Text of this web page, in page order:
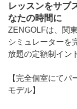
レッスンをサブ
なたの時間に
ZENGOLFは、関
シミュレーターを
放題の定額制イン
【完全個室にて
モデル】